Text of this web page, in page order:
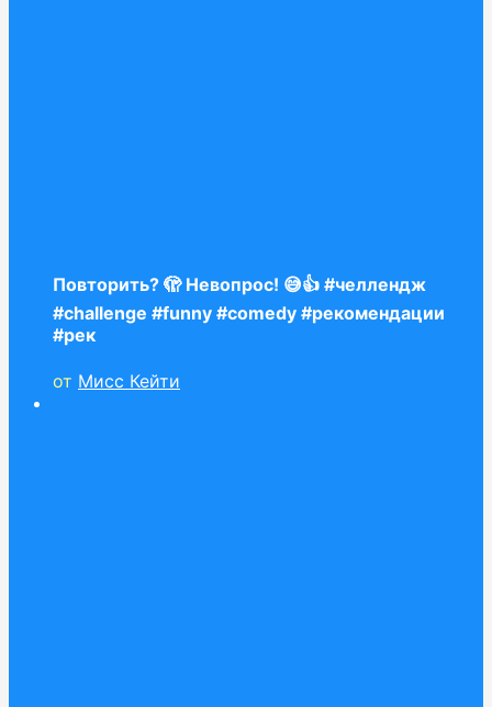
Повторить? 🫣 Невопрос! 😅👍 #челлендж
#challenge #funny #comedy #рекомендации
#рек
от Мисс Кейти